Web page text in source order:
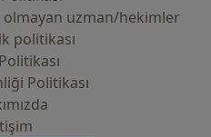
olmayan uzman/hekimler
politikası
Politikası